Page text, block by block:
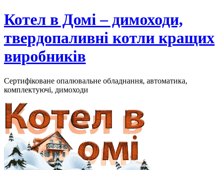
Skip
to
Котел в Домі – димоходи,
твердопаливні котли кращих
виробників
Сертифіковане опалювальне обладнання, автоматика,
комплектуючі, димоходи